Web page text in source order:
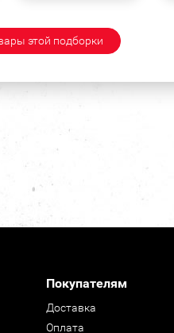
этой подборки
Покупателям
Доставка
Оплата